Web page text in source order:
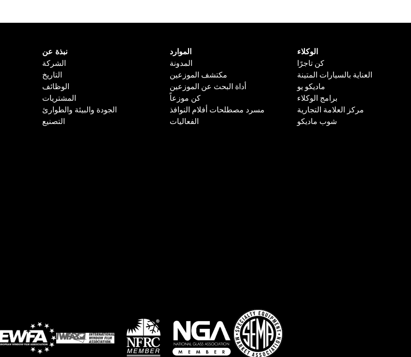
نبذة عن
الشركة
التاريخ
الوظائف
المشتريات
الجودة والبيئة والطوارئ
التصنيع
الموارد
المدونة
مكتشف الموزعين
أداة البحث عن الموزعين
كن موزعاً
مسرد مصطلحات أفلام النوافذ
الفعاليات
الوكلاء
كن تاجرًا
العناية بالسيارات المتينة
ماديكو يو
برامج الوكلاء
مركز العلامة التجارية
شوب ماديكو